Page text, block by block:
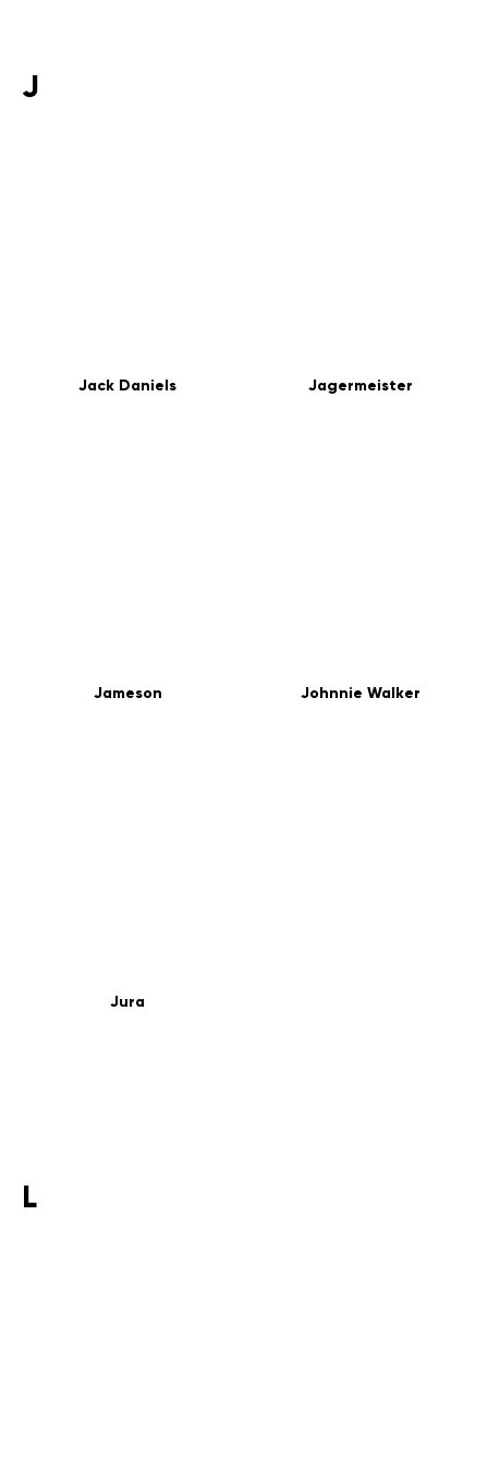
J
Jack Daniels Jagermeister
Jameson Johnnie Walker
Jura
L